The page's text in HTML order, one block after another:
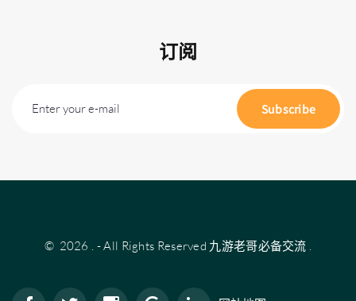
订阅
Enter your e-mail Subscribe
© 2026 . - All Rights Reserved 九游老哥必备交流 .